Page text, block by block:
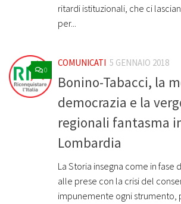
ritardi istituzionali, che ci
per...
0
COMUNICATI 5 GENNAIO 2018
Bonino-Tabacci, la
democrazia e la
regionali fantasma
Lombardia
La Storia insegna come in
alle prese con la crisi del
impunemente ogni strumento,